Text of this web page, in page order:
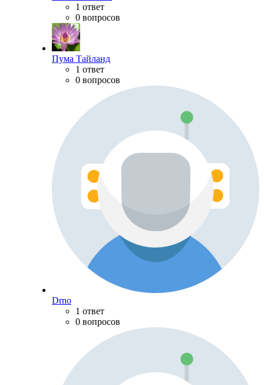
1 ответ
0 вопросов
Пума Тайланд
1 ответ
0 вопросов
Drno
1 ответ
0 вопросов